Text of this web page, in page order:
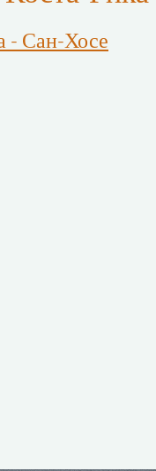
- Сан-Хосе